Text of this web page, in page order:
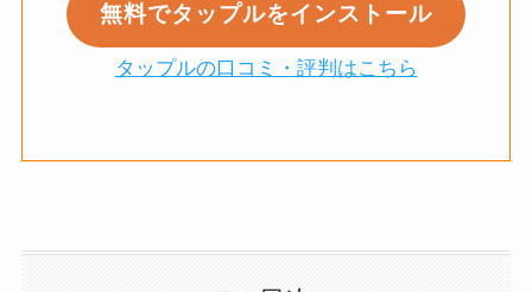
無料でタップルをインストール
タップルの口コミ・評判はこちら